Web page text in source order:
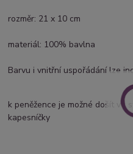
rozměr: 21 x 10 cm
materiál: 100% bavlna
Barvu i vnitřní uspořádání lze
k peněžence je možné došít ve
kapesníčky